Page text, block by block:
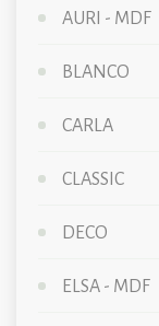
AURI - MDF
BLANCO
CARLA
CLASSIC
DECO
ELSA - MDF